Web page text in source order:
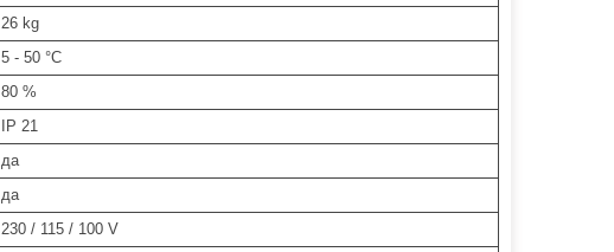
26 kg
5 - 50 °C
80 %
IP 21
да
да
230 / 115 / 100 V